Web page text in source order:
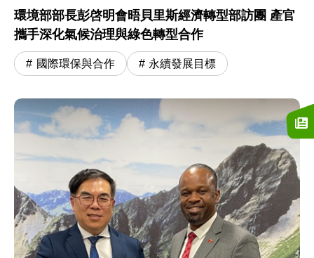
環境部部長彭啓明會晤貝里斯經濟轉型部訪團 產官
攜手深化氣候治理與綠色轉型合作
國際環保與合作 永續發展目標